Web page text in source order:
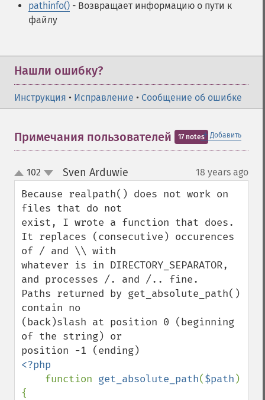
pathinfo() - Возвращает информацию о пути к
файлу
Нашли ошибку?
Инструкция • Исправление • Сообщение об ошибке
＋ Добавить
Примечания пользователей 17 notes
up
down
102 Sven Arduwie 18 years ago
Because realpath() does not work on
files that do not
exist, I wrote a function that does.
It replaces (consecutive) occurences
of / and \\ with
whatever is in DIRECTORY_SEPARATOR,
and processes /. and /.. fine.
Paths returned by get_absolute_path()
contain no
(back)slash at position 0 (beginning
of the string) or
<?php
function get_absolute_path($path )
{